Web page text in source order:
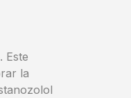
Este
la